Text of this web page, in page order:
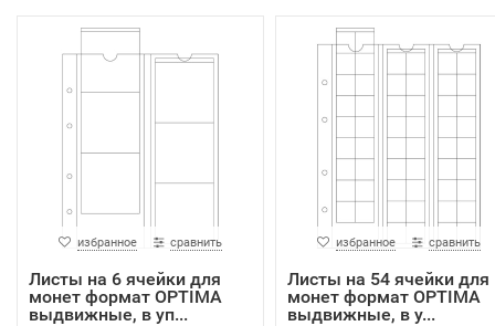
избранное сравнить
Листы на 6 ячейки для
монет формат OPTIMA
выдвижные, в уп...
избранное сравнить
Листы на 54 ячейки для
монет формат OPTIMA
выдвижные, в у...